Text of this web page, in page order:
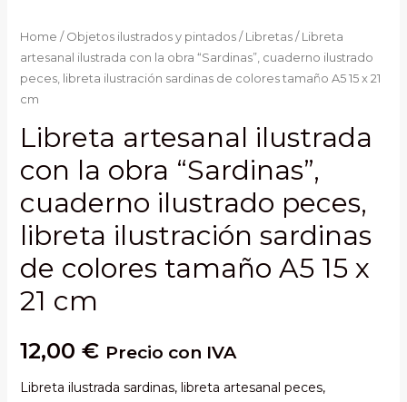
Home / Objetos ilustrados y pintados/ Libretas/ Libreta
artesanal ilustrada con la obra “Sardinas”, cuaderno ilustrado
peces, libreta ilustración sardinas de colores tamaño A5 15 x 21
cm
Libreta artesanal ilustrada
con la obra “Sardinas”,
cuaderno ilustrado peces,
libreta ilustración sardinas
de colores tamaño A5 15 x
21 cm
12,00 € Precio con IVA
Libreta ilustrada sardinas, libreta artesanal peces,